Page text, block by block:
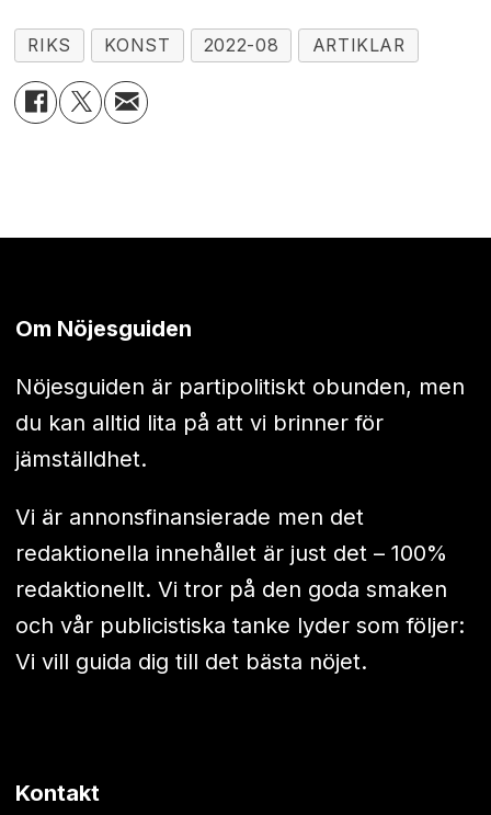
RIKS KONST 2022-08 ARTIKLAR
Om Nöjesguiden
Nöjesguiden är partipolitiskt obunden, men
du kan alltid lita på att vi brinner för
jämställdhet.
Vi är annonsfinansierade men det
redaktionella innehållet är just det – 100%
redaktionellt. Vi tror på den goda smaken
och vår publicistiska tanke lyder som följer:
Vi vill guida dig till det bästa nöjet.
Kontakt